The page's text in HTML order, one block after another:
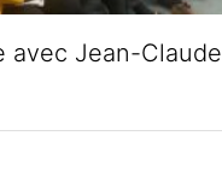
avec Jean-Claude